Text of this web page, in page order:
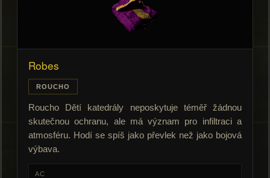
Robes
ROUCHO
Roucho Dětí katedrály neposkytuje téměř žádnou
skutečnou ochranu, ale má význam pro infiltraci a
atmosféru. Hodí se spíš jako převlek než jako bojová
výbava.
AC